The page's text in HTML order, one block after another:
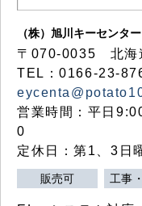
（株）旭川キーセンター
〒070-0035 北海
TEL：0166-23-
営業時間：平日
0
定休日：第1、3日
販売可 工事